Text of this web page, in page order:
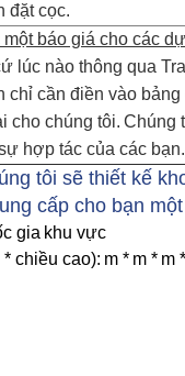
đặt cọc.
báo giá cho các
lúc nào thông qua
chỉ cần điền vào
cho chúng tôi. Chúng
hợp tác của các bạn.
tôi sẽ thiết kế
cấp cho bạn
gia khu vực
chiều cao): m * m * m *